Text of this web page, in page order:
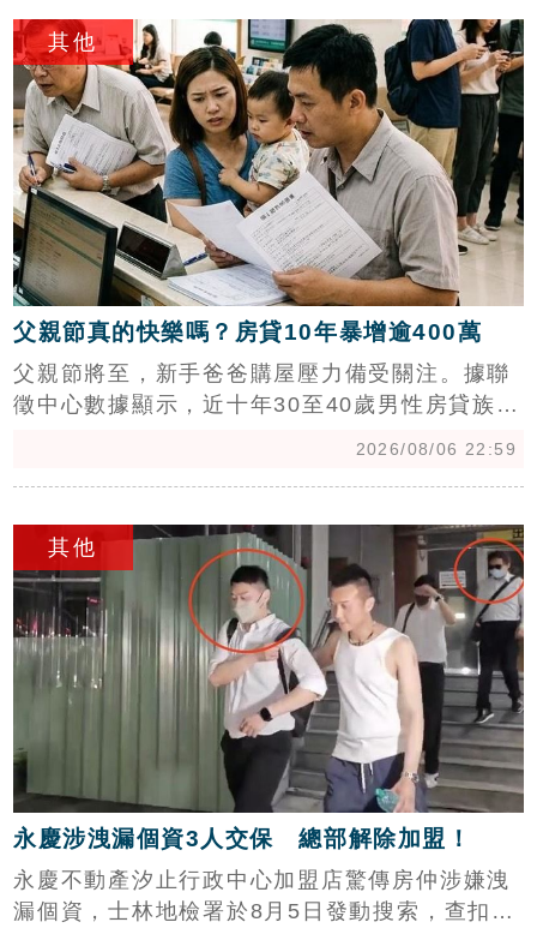
轉政策影響，投機炒作退場，預售屋買氣回歸剛
性需求。專家指出，未來房市將面臨盤整，地處
偏遠且機能不足的區域房價恐面臨修正，但如永
和等精華地段，因具備強勁地理優勢與人口密
度，房價仍具支撐力，短期內下跌空間有限，建
議購屋族應審慎評估區域發展與機能條件。
其他
父親節真的快樂嗎？房貸10年暴增逾400萬
父親節將至，新手爸爸購屋壓力備受關注。據聯
徵中心數據顯示，近十年30至40歲男性房貸族負
房貸以減輕月付壓力。信義房屋專家曾敬德建
議，購屋族可善用青安2.0政策優惠，若資金暫時
不足，亦可先透過租金補貼減輕居住開銷。在房
價高漲的時代，新手爸媽務必審慎評估財務能
力，妥善規劃資金運用，才能在成家與生活品質
間取得平衡，確保家庭財務穩健發展。
2026/08/06 22:59
其他
永慶涉洩漏個資3人交保 總部解除加盟！
永慶不動產汐止行政中心加盟店驚傳房仲涉嫌洩
漏個資，士林地檢署於8月5日發動搜索，查扣筆